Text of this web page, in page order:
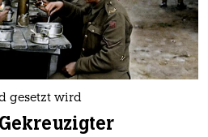
gesetzt wird